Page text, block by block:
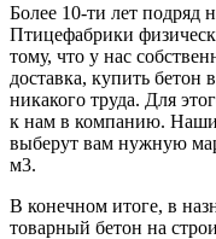
Более 10-ти лет подряд
Птицефабрики
тому, что у нас
доставка, купить бетон
никакого труда. Для
к нам в компанию.
выберут вам нужную
м3.
В конечном итоге, в
товарный бетон на